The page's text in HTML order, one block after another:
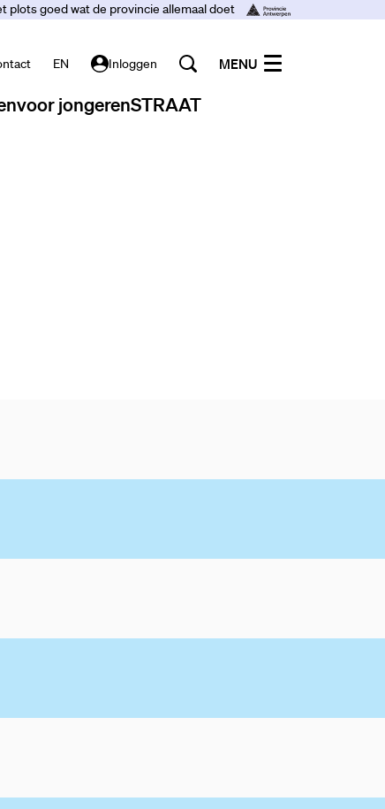
plots goed wat de provincie allemaal doet
EN Inloggen
voor jongerenSTRAAT
MENU